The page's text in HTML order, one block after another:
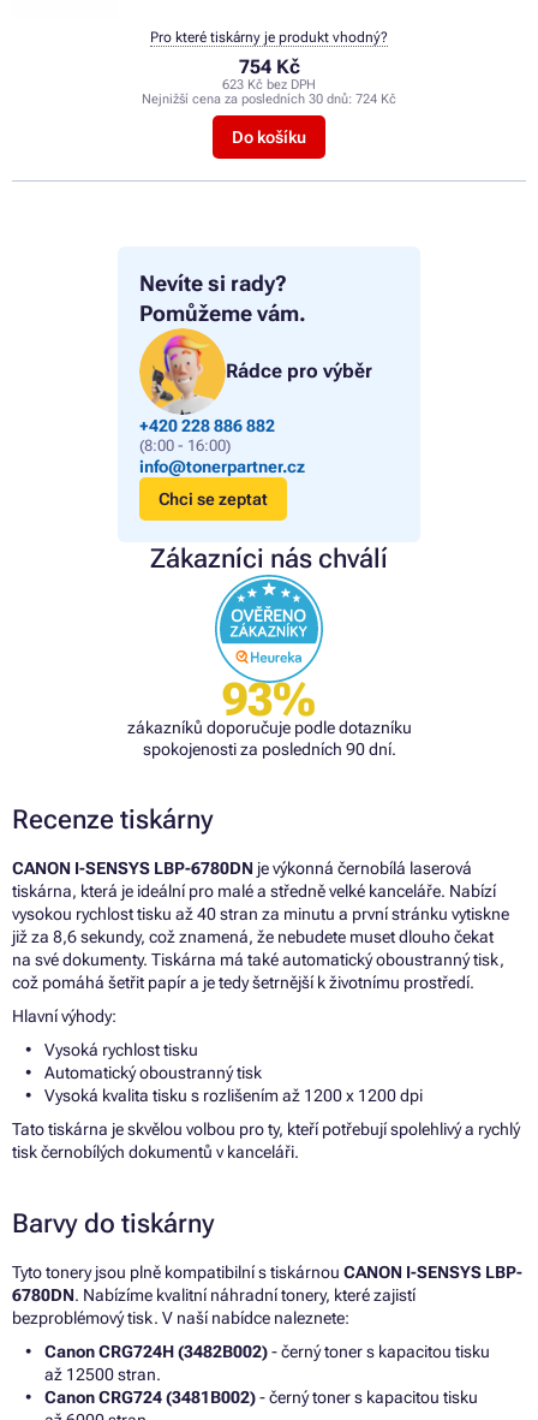
Nevíte si rady?
Pomůžeme vám.
Rádce pro výběr
+420 228 886 882
(8:00 - 16:00)
info@tonerpartner.cz
Chci se zeptat
Zákazníci nás chválí
93%
zákazníků doporučuje podle dotazníku
spokojenosti za posledních 90 dní.
754 Kč
623 Kč bez DPH
Nejnižší cena za posledních 30 dnů: 724 Kč
Do košíku
Pro které tiskárny je produkt vhodný?
Recenze tiskárny
CANON I-SENSYS LBP-6780DN je výkonná černobílá laserová
tiskárna, která je ideální pro malé a středně velké kanceláře. Nabízí
vysokou rychlost tisku až 40 stran za minutu a první stránku vytiskne
již za 8,6 sekundy, což znamená, že nebudete muset dlouho čekat
na své dokumenty. Tiskárna má také automatický oboustranný tisk,
což pomáhá šetřit papír a je tedy šetrnější k životnímu prostředí.
Hlavní výhody:
Vysoká rychlost tisku
Automatický oboustranný tisk
Vysoká kvalita tisku s rozlišením až 1200 x 1200 dpi
Tato tiskárna je skvělou volbou pro ty, kteří potřebují spolehlivý a rychlý
tisk černobílých dokumentů v kanceláři.
Barvy do tiskárny
Tyto tonery jsou plně kompatibilní s tiskárnou CANON I-SENSYS LBP-
6780DN. Nabízíme kvalitní náhradní tonery, které zajistí
bezproblémový tisk. V naší nabídce naleznete:
Canon CRG724H (3482B002)- černý toner s kapacitou tisku
až 12500 stran.
Canon CRG724 (3481B002)- černý toner s kapacitou tisku